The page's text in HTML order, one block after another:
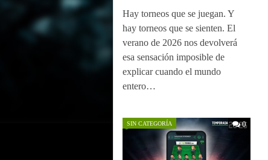
Hay torneos que se juegan. Y
hay torneos que se sienten. El
verano de 2026 nos devolverá
esa sensación imposible de
explicar cuando el mundo
entero…
0
SIN CATEGORÍA